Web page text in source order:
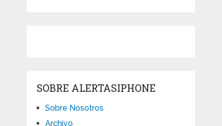
SOBRE ALERTASIPHONE
Sobre Nosotros
Archivo